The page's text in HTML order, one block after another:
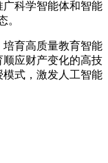
科学智能体和智能
。
育高质量教育智能
应财产变化的高技
式，激发人工智能